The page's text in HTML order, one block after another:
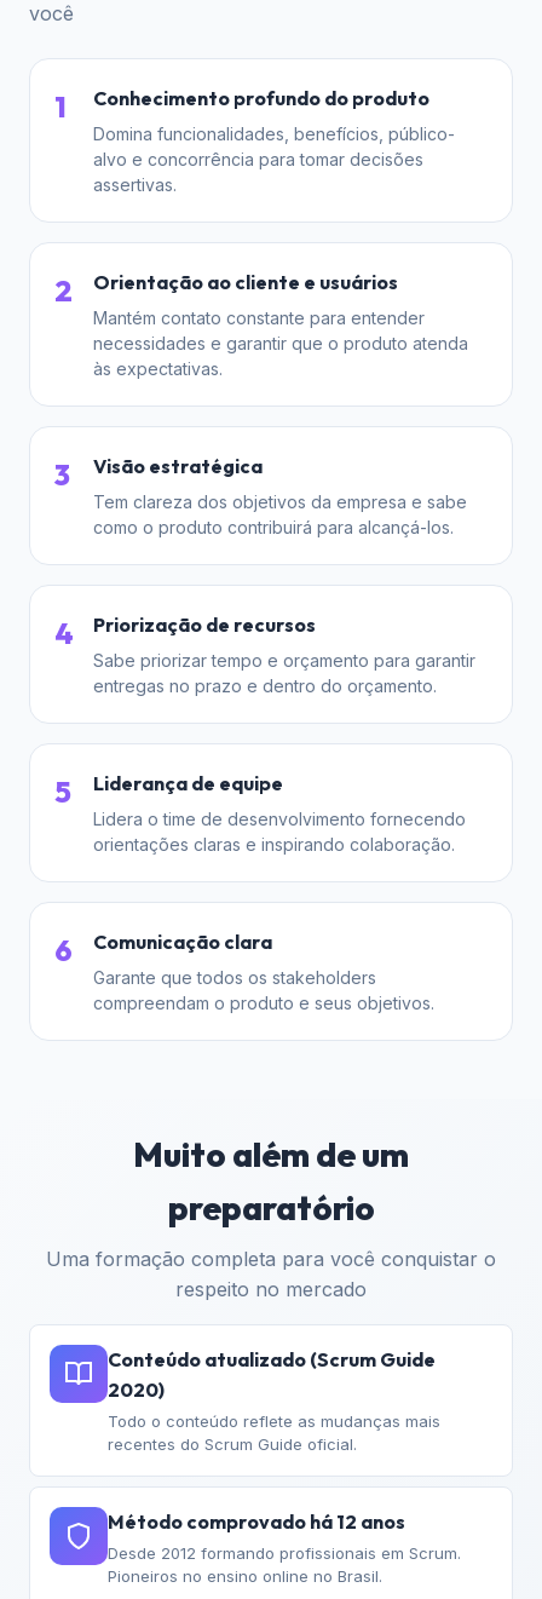
você
1 Conhecimento profundo do produto
Domina funcionalidades, benefícios, público-
alvo e concorrência para tomar decisões
assertivas.
2 Orientação ao cliente e usuários
Mantém contato constante para entender
necessidades e garantir que o produto atenda
às expectativas.
3 Visão estratégica
Tem clareza dos objetivos da empresa e sabe
como o produto contribuirá para alcançá-los.
4 Priorização de recursos
Sabe priorizar tempo e orçamento para garantir
entregas no prazo e dentro do orçamento.
5 Liderança de equipe
Lidera o time de desenvolvimento fornecendo
orientações claras e inspirando colaboração.
6 Comunicação clara
Garante que todos os stakeholders
compreendam o produto e seus objetivos.
Muito além de um
preparatório
Uma formação completa para você conquistar o
respeito no mercado
Conteúdo atualizado (Scrum Guide
2020)
Todo o conteúdo reflete as mudanças mais
recentes do Scrum Guide oficial.
Método comprovado há 12 anos
Desde 2012 formando profissionais em Scrum.
Pioneiros no ensino online no Brasil.